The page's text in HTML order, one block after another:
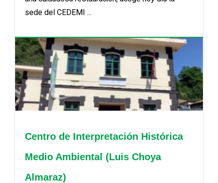
sede del CEDEMI ...
Centro de Interpretación Histórica
Medio Ambiental (Luis Choya
Almaraz)